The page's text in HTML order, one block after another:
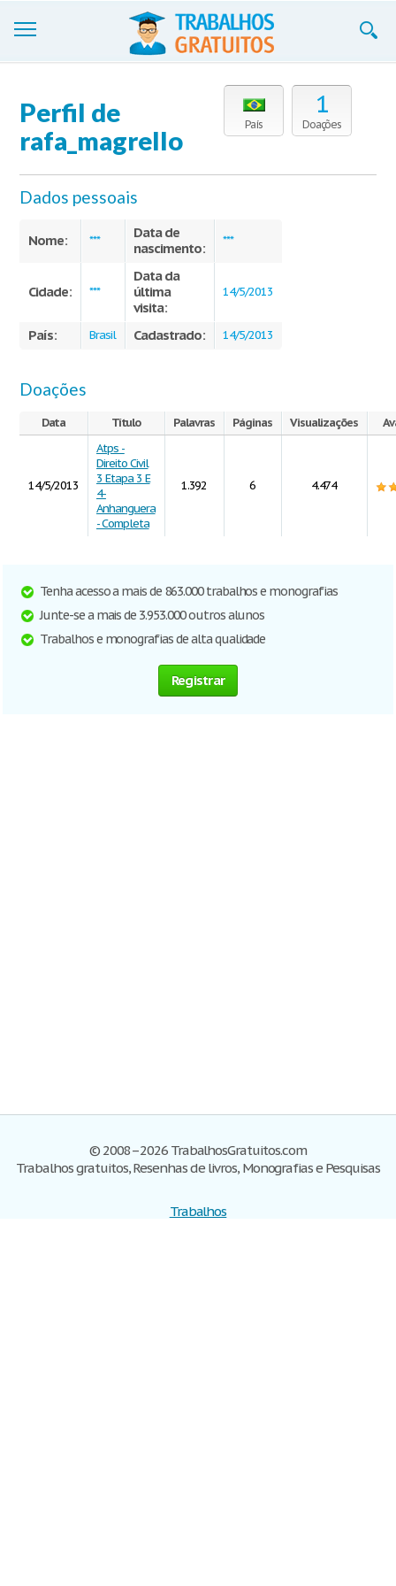
Cadastre-se
Blog
Contate-nos
País
1
Doações
Perfil de
rafa_magrello
Dados pessoais
Nome: ***
Data de
nascimento:
***
Cidade: ***
Data da
última
visita:
14/5/2013
País: Brasil Cadastrado: 14/5/2013
Doações
Data Título Palavras Páginas Visualizações
14/5/2013
Atps -
Direito Civil
3 Etapa 3 E
4-
Anhanguera
- Completa
1.392 6 4.474
Tenha acesso a mais de 863.000 trabalhos e monografias
Junte-se a mais de 3.953.000 outros alunos
Trabalhos e monografias de alta qualidade
Registrar
© 2008–2026 TrabalhosGratuitos.com
Trabalhos gratuitos, Resenhas de livros, Monografias e Pesquisas
Trabalhos